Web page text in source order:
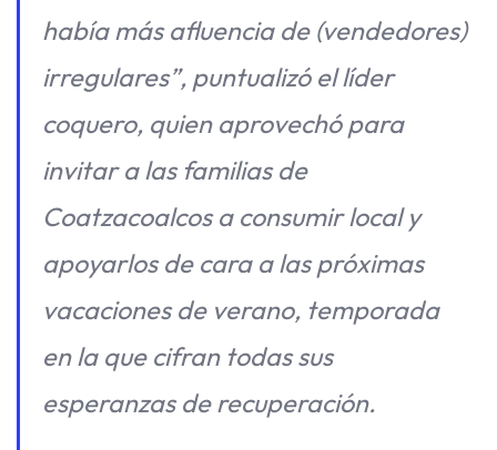
había más afluencia de (vendedores)
irregulares”, puntualizó el líder
coquero, quien aprovechó para
invitar a las familias de
Coatzacoalcos a consumir local y
apoyarlos de cara a las próximas
vacaciones de verano, temporada
en la que cifran todas sus
esperanzas de recuperación.